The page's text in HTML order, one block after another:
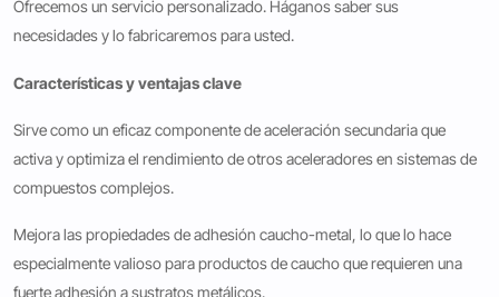
Ofrecemos un servicio personalizado. Háganos saber sus
necesidades y lo fabricaremos para usted.
Características y ventajas clave
Sirve como un eficaz componente de aceleración secundaria que
activa y optimiza el rendimiento de otros aceleradores en sistemas de
compuestos complejos.
Mejora las propiedades de adhesión caucho-metal, lo que lo hace
especialmente valioso para productos de caucho que requieren una
fuerte adhesión a sustratos metálicos.